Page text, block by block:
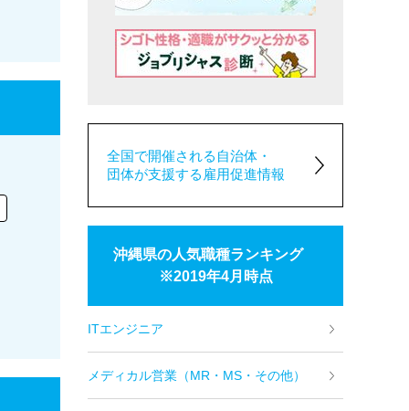
全国で開催される自治体・
団体が支援する雇用促進情報
沖縄県の人気職種ランキング
※2019年4月時点
ITエンジニア
メディカル営業（MR・MS・その他）